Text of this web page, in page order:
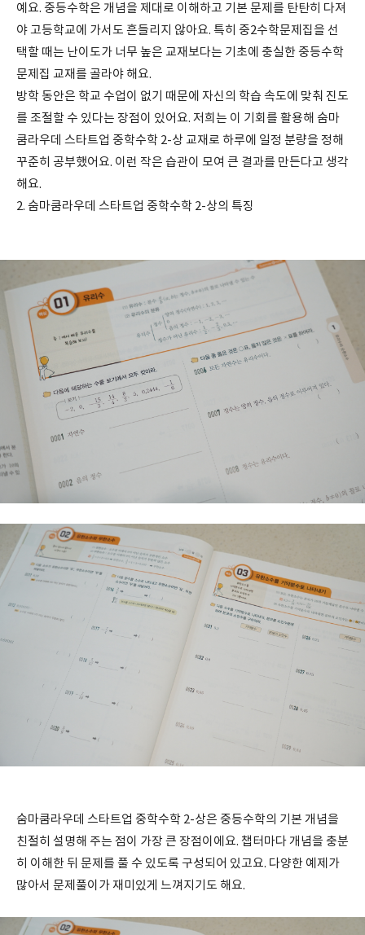
예요. 중등수학은 개념을 제대로 이해하고 기본 문제를 탄탄히 다져
야 고등학교에 가서도 흔들리지 않아요. 특히 중2수학문제집을 선
택할 때는 난이도가 너무 높은 교재보다는 기초에 충실한 중등수학
문제집 교재를 골라야 해요.
방학 동안은 학교 수업이 없기 때문에 자신의 학습 속도에 맞춰 진도
를 조절할 수 있다는 장점이 있어요. 저희는 이 기회를 활용해 숨마
쿰라우데 스타트업 중학수학 2-상 교재로 하루에 일정 분량을 정해
꾸준히 공부했어요. 이런 작은 습관이 모여 큰 결과를 만든다고 생각
해요.
2. 숨마쿰라우데 스타트업 중학수학 2-상의 특징
숨마쿰라우데 스타트업 중학수학 2-상은 중등수학의 기본 개념을
친절히 설명해 주는 점이 가장 큰 장점이에요. 챕터마다 개념을 충분
히 이해한 뒤 문제를 풀 수 있도록 구성되어 있고요. 다양한 예제가
많아서 문제풀이가 재미있게 느껴지기도 해요.